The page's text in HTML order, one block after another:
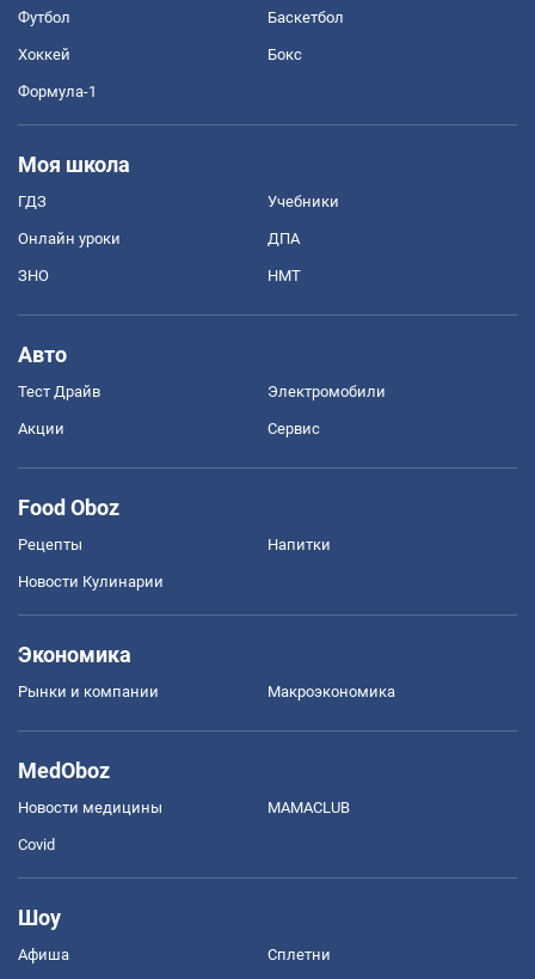
Футбол Баскетбол
Хоккей Бокс
Формула-1
Моя школа
ГДЗ Учебники
Онлайн уроки ДПА
ЗНО НМТ
Авто
Тест Драйв Электромобили
Акции Сервис
Food Oboz
Рецепты Напитки
Новости Кулинарии
Экономика
Рынки и компании Mакроэкономика
MedOboz
Новости медицины MAMACLUB
Covid
Шоу
Афиша Сплетни